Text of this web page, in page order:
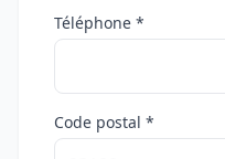
Téléphone *
Code postal *